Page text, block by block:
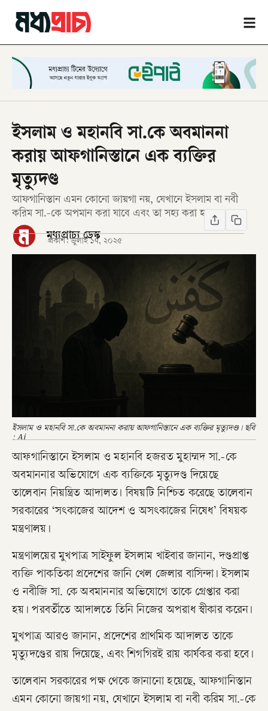
ইসলাম ও মহানবি সা.কে অবমাননা
করায় আফগানিস্তানে এক ব্যক্তির
মৃত্যুদণ্ড
আফগানিস্তান এমন কোনো জায়গা নয়, যেখানে ইসলাম বা নবী
করিম সা.-কে অপমান করা যাবে এবং তা সহ্য করা হবে।
মধ্যপ্রাচ্য ডেস্ক
প্রকাশ: জুলাই ১৭, ২০২৫
ইসলাম ও মহানবি সা.কে অবমাননা করায় আফগানিস্তানে এক ব্যক্তির মৃত্যুদণ্ড। ছবি
: ‍Ai
আফগানিস্তানে ইসলাম ও মহানবি হজরত মুহাম্মদ সা.-কে
অবমাননার অভিযোগে এক ব্যক্তিকে মৃত্যুদণ্ড দিয়েছে
তালেবান নিয়ন্ত্রিত আদালত। বিষয়টি নিশ্চিত করেছে তালেবান
সরকারের ‘সৎকাজের আদেশ ও অসৎকাজের নিষেধ’ বিষয়ক
মন্ত্রণালয়।
মন্ত্রণালয়ের মুখপাত্র সাইফুল ইসলাম খাইবার জানান, দণ্ডপ্রাপ্ত
ব্যক্তি পাকতিকা প্রদেশের জানি খেল জেলার বাসিন্দা। ইসলাম
ও নবীজি সা. কে অবমাননার অভিযোগে তাকে গ্রেপ্তার করা
হয়। পরবর্তীতে আদালতে তিনি নিজের অপরাধ স্বীকার করেন।
মুখপাত্র আরও জানান, প্রদেশের প্রাথমিক আদালত তাকে
মৃত্যুদণ্ডের রায় দিয়েছে, এবং শিগগিরই রায় কার্যকর করা হবে।
তালেবান সরকারের পক্ষ থেকে জানানো হয়েছে, আফগানিস্তান
এমন কোনো জায়গা নয়, যেখানে ইসলাম বা নবী করিম সা.-কে